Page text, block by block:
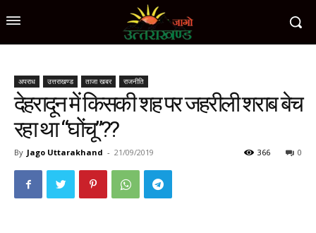
अपराध उत्तराखण्ड ताजा खबर राजनीति
देहरादून में किसकी शह पर जहरीली शराब बेच
रहा था “घोंचू”??
By Jago Uttarakhand - 21/09/2019 0
366